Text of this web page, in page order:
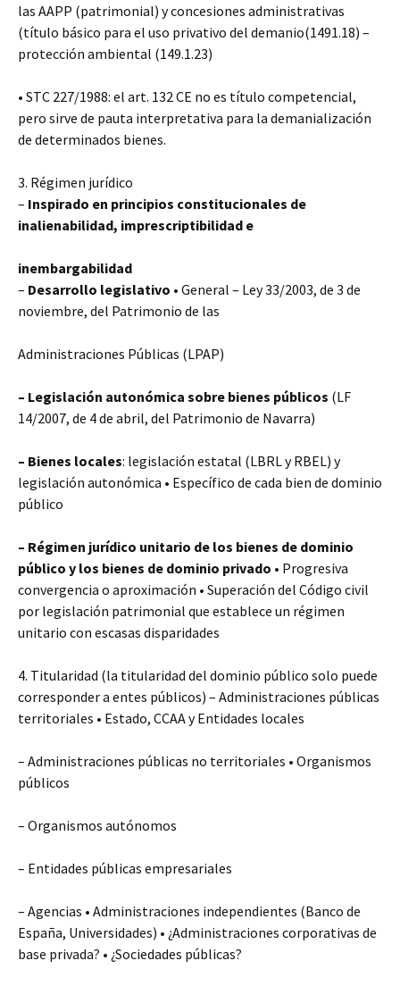
las AAPP (patrimonial) y concesiones administrativas
(título básico para el uso privativo del demanio(1491.18) –
protección ambiental (149.1.23)
• STC 227/1988: el art. 132 CE no es título competencial,
pero sirve de pauta interpretativa para la demanialización
de determinados bienes.
3. Régimen jurídico
– Inspirado en principios constitucionales de
inalienabilidad, imprescriptibilidad e
inembargabilidad
– Desarrollo legislativo • General – Ley 33/2003, de 3 de
noviembre, del Patrimonio de las
Administraciones Públicas (LPAP)
– Legislación autonómica sobre bienes públicos (LF
14/2007, de 4 de abril, del Patrimonio de Navarra)
– Bienes locales: legislación estatal (LBRL y RBEL) y
legislación autonómica • Específico de cada bien de dominio
público
– Régimen jurídico unitario de los bienes de dominio
público y los bienes de dominio privado • Progresiva
convergencia o aproximación • Superación del Código civil
por legislación patrimonial que establece un régimen
unitario con escasas disparidades
4. Titularidad (la titularidad del dominio público solo puede
corresponder a entes públicos) – Administraciones públicas
territoriales • Estado, CCAA y Entidades locales
– Administraciones públicas no territoriales • Organismos
públicos
– Organismos autónomos
– Entidades públicas empresariales
– Agencias • Administraciones independientes (Banco de
España, Universidades) • ¿Administraciones corporativas de
base privada? • ¿Sociedades públicas?